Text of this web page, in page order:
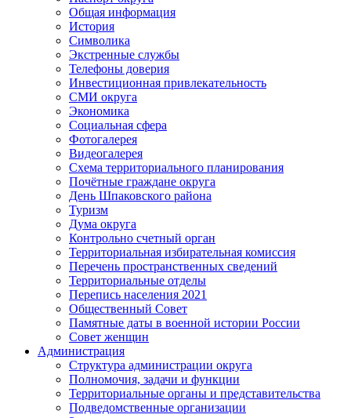
Общая информация
История
Символика
Экстренные службы
Телефоны доверия
Инвестиционная привлекательность
СМИ округа
Экономика
Социальная сфера
Фотогалерея
Видеогалерея
Схема территориального планирования
Почётные граждане округа
День Шпаковского района
Туризм
Дума округа
Контрольно счетный орган
Территориальная избирательная комиссия
Перечень пространственных сведений
Территориальные отделы
Перепись населения 2021
Общественный Совет
Памятные даты в военной истории России
Совет женщин
Администрация
Структура администрации округа
Полномочия, задачи и функции
Территориальные органы и представительства
Подведомственные организации